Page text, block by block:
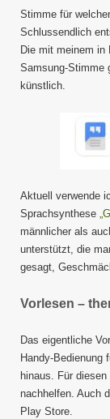
Stimme für
Schlussendlich
Die mit meinem in
Samsung-Stimme
künstlich.
Aktuell verwende
Sprachsynthese
männlicher als
unterstützt, die
gesagt,
Vorlesen –
Das eigentliche
Handy-Bedienung
hinaus. Für
nachhelfen. Auch
Play Store.